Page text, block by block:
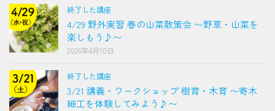
終了した講座
4/29 野外実習 春の山菜散策会 〜野草・山菜を
楽しもう♪〜
2026年4月10日
終了した講座
3/21 講義・ワークショップ 樹育・木育 〜寄木
細工を体験してみよう♪〜